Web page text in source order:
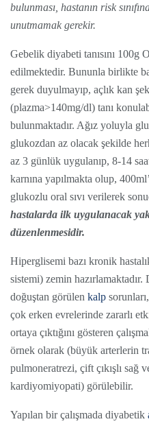
bulunması, hastanın risk
unutmamak gerekir.
Gebelik diyabeti tanısını 100g
edilmektedir. Bununla birlikte
gerek duyulmayıp, açlık kan
(plazma>140mg/dl) tanı
bulunmaktadır. Ağız yoluyla
glukozdan az olacak şekilde
az 3 günlük uygulanıp, 8-14
karnına yapılmakta olup,
glukozlu oral sıvı verilerek
hastalarda ilk uygulanacak
düzenlenmesidir.
Hiperglisemi bazı kronik
sistemi) zemin
doğuştan görülen kalp
çok erken evrelerinde zararlı
ortaya çıktığını gösteren
örnek olarak (büyük arterlerin
pulmoneratrezi, çift çıkışlı
kardiyomiyopati) görülebilir.
Yapılan bir çalışmada diyabetik